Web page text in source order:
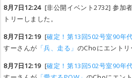
8月7日12:24[非公開イベント2732] 参加
トリーしました。
8月7日12:19[確定！第13回502号室90年
すーさんが 「兵、走る」 のChoにエントリ
8月7日12:19[確定！第13回502号室90年